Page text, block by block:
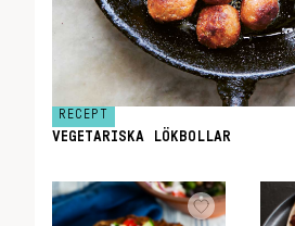
RECEPT
VEGETARISKA LÖKBOLLAR